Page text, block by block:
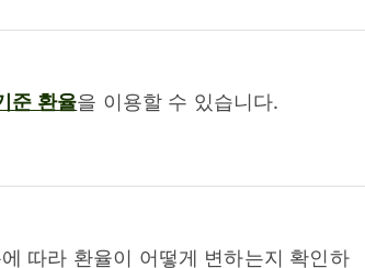
준 환율을 이용할 수 있습니다.
따라 환율이 어떻게 변하는지 확인하